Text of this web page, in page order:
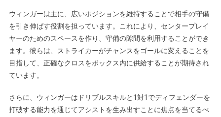
ウィンガーは主に、広いポジションを維持することで相手の守備
を引き伸ばす役割を担っています。これにより、センタープレイ
ヤーのためのスペースを作り、守備の隙間を利用することができ
ます。彼らは、ストライカーがチャンスをゴールに変えることを
目指して、正確なクロスをボックス内に供給することが期待され
ています。
さらに、ウィンガーはドリブルスキルと1対1でディフェンダーを
打破する能力を通じてアシストを生み出すことに焦点を当てるべ